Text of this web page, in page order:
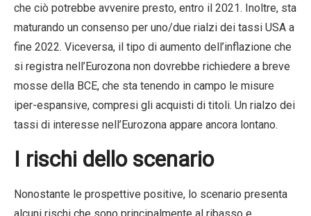
che ciò potrebbe avvenire presto, entro il 2021. Inoltre, sta
maturando un consenso per uno/due rialzi dei tassi USA a
fine 2022. Viceversa, il tipo di aumento dell’inflazione che
si registra nell’Eurozona non dovrebbe richiedere a breve
mosse della BCE, che sta tenendo in campo le misure
iper-espansive, compresi gli acquisti di titoli. Un rialzo dei
tassi di interesse nell’Eurozona appare ancora lontano.
I rischi dello scenario
Nonostante le prospettive positive, lo scenario presenta